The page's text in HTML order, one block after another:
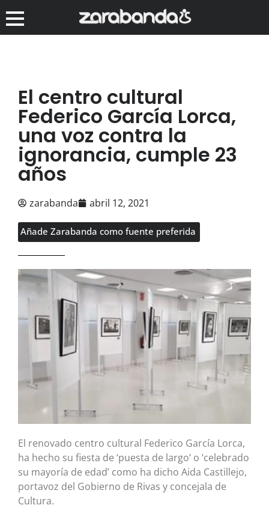
El centro cultural
Federico García Lorca,
una voz contra la
ignorancia, cumple 23
años
zarabanda abril 12, 2021
Añade Zarabanda como fuente preferida
El renovado centro cultural Federico García Lorca,
ha hecho su fiesta de ‘puesta de largo’ o ‘celebrado
su mayoría de edad’ como ha dicho Aida Castillejo,
portavoz del Gobierno de Rivas y concejala de
Cultura.